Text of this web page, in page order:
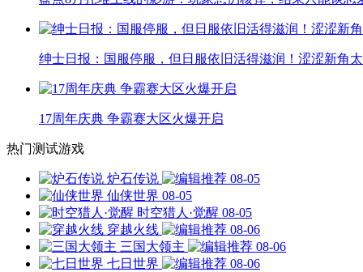
绅士日报：国服停服，但日服依旧活得滋润！涩涩新角
17周年庆典 争霸赛大区火爆开启
热门测试游戏
炉石传说
08-05
仙侠世界 08-05
时空猎人·觉醒 08-05
穿越火线
08-06
三国大领主
08-06
七日世界
08-06